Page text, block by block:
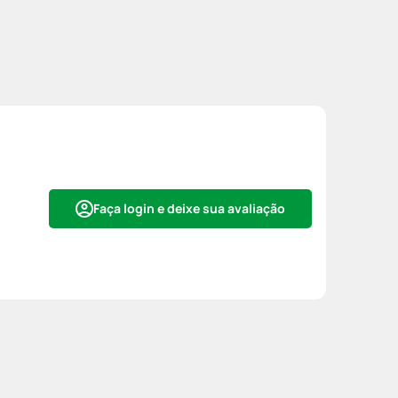
Faça login e deixe sua avaliação